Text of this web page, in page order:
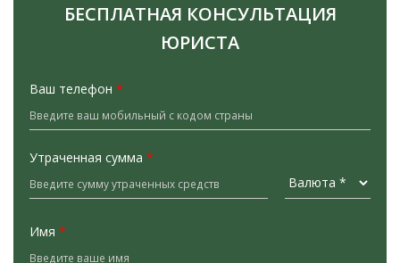
БЕСПЛАТНАЯ КОНСУЛЬТАЦИЯ
ЮРИСТА
Ваш телефон *
Утраченная сумма *
Имя *